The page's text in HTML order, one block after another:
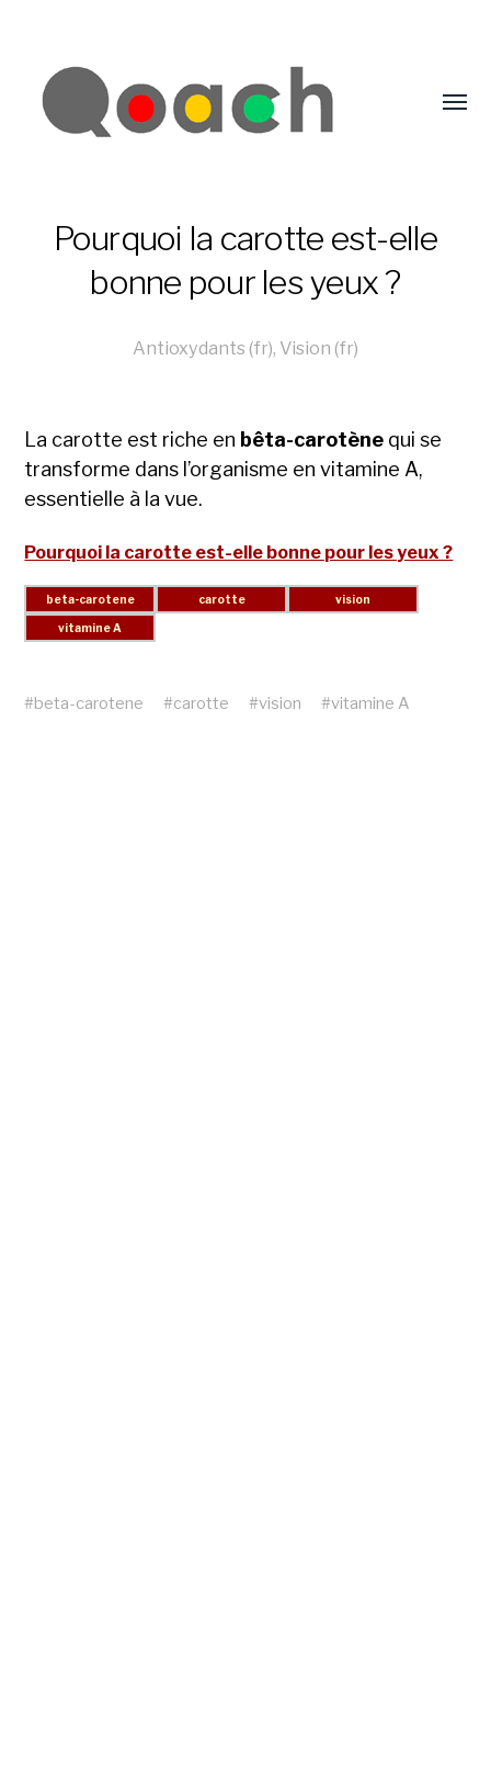
Pourquoi la carotte est-elle
bonne pour les yeux ?
Antioxydants (fr), Vision (fr)
La carotte est riche en bêta-carotène qui se
transforme dans l’organisme en vitamine A,
essentielle à la vue.
Pourquoi la carotte est-elle bonne pour les yeux ?
#beta-carotene #carotte #vision #vitamine A